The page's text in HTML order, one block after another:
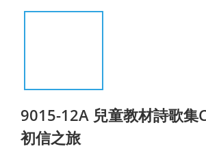
9015-12A 兒童教材詩歌集
初信之旅